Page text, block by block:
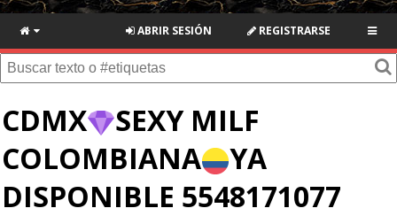
REGISTRARSE
ABRIR SESIÓN
CDMX
SEXY MILF
COLOMBIANA
YA
DISPONIBLE 5548171077